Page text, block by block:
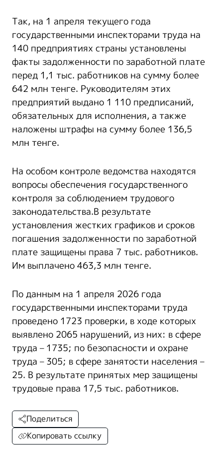
Так, на 1 апреля текущего года
государственными инспекторами труда на
140 предприятиях страны установлены
факты задолженности по заработной плате
перед 1,1 тыс. работников на сумму более
642 млн тенге. Руководителям этих
предприятий выдано 1 110 предписаний,
обязательных для исполнения, а также
наложены штрафы на сумму более 136,5
млн тенге.
На особом контроле ведомства находятся
вопросы обеспечения государственного
контроля за соблюдением трудового
законодательства.В результате
установления жестких графиков и сроков
погашения задолженности по заработной
плате защищены права 7 тыс. работников.
Им выплачено 463,3 млн тенге.
По данным на 1 апреля 2026 года
государственными инспекторами труда
проведено 1723 проверки, в ходе которых
выявлено 2065 нарушений, из них: в сфере
труда – 1735; по безопасности и охране
труда – 305; в сфере занятости населения –
25. В результате принятых мер защищены
трудовые права 17,5 тыс. работников.
Поделиться
Копировать ссылку